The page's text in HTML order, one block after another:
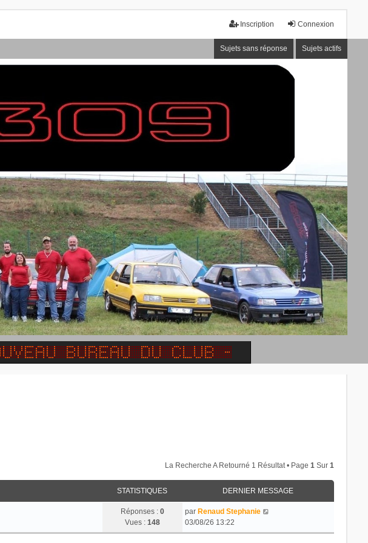
Connexion
Inscription
Sujets sans réponse Sujets actifs
La Recherche A Retourné 1 Résultat • Page1 Sur1
STATISTIQUES DERNIER MESSAGE
Réponses : 0
Vues : 148
par Renaud Stephanie
03/08/26 13:22